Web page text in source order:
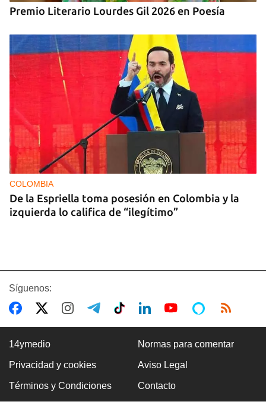
Premio Literario Lourdes Gil 2026 en Poesía
COLOMBIA
De la Espriella toma posesión en Colombia y la
izquierda lo califica de “ilegítimo”
BOXEO
El boxeo masculino cubano se quedó sin títulos
Síguenos:
14ymedio Normas para comentar
Privacidad y cookies Aviso Legal
Términos y Condiciones Contacto